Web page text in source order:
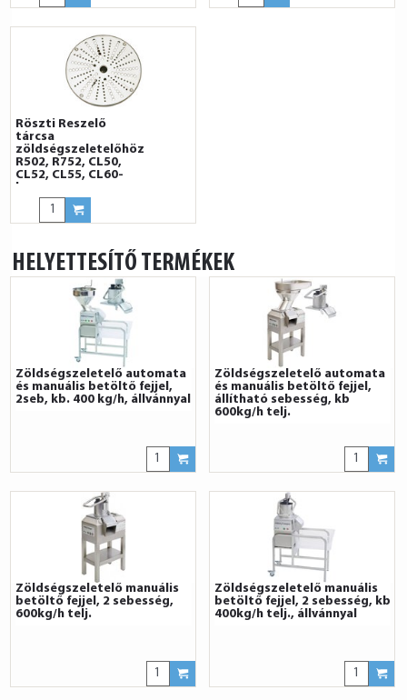
Röszti Reszelő
tárcsa
zöldségszeletelőhöz
R502, R752, CL50,
CL52, CL55, CL60-
hoz
HELYETTESÍTŐ TERMÉKEK
Zöldségszeletelő automata
és manuális betöltő fejjel,
2seb, kb. 400 kg/h, állvánnyal
Zöldségszeletelő automata
és manuális betöltő fejjel,
állítható sebesség, kb
600kg/h telj.
Zöldségszeletelő manuális
betöltő fejjel, 2 sebesség,
600kg/h telj.
Zöldségszeletelő manuális
betöltő fejjel, 2 sebesség, kb
400kg/h telj., állvánnyal